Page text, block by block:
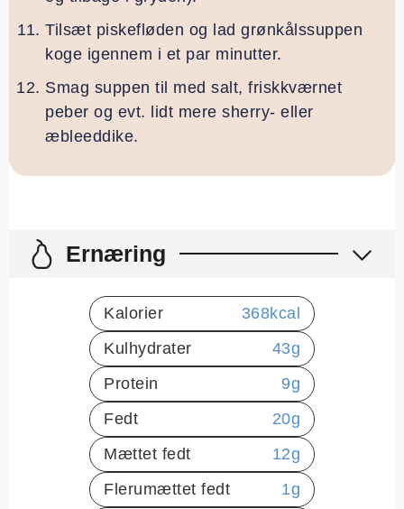
Tilsæt piskefløden og lad grønkålssuppen
koge igennem i et par minutter.
Smag suppen til med salt, friskkværnet
peber og evt. lidt mere sherry- eller
æbleeddike.
Ernæring
Kalorier 368kcal
Kulhydrater
43g
Protein
9g
Fedt
20g
Mættet fedt
12g
Flerumættet fedt
1g